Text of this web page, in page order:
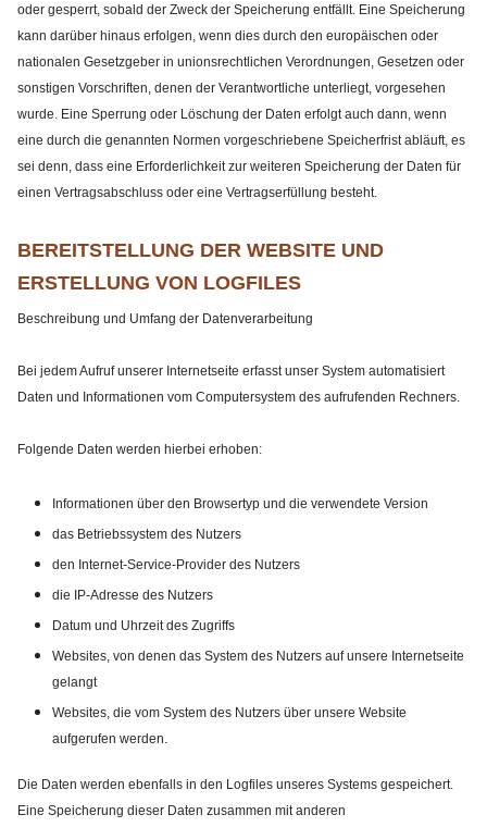
oder gesperrt, sobald der Zweck der Speicherung entfällt. Eine Speicherung
kann darüber hinaus erfolgen, wenn dies durch den europäischen oder
nationalen Gesetzgeber in unionsrechtlichen Verordnungen, Gesetzen oder
sonstigen Vorschriften, denen der Verantwortliche unterliegt, vorgesehen
wurde. Eine Sperrung oder Löschung der Daten erfolgt auch dann, wenn
eine durch die genannten Normen vorgeschriebene Speicherfrist abläuft, es
sei denn, dass eine Erforderlichkeit zur weiteren Speicherung der Daten für
einen Vertragsabschluss oder eine Vertragserfüllung besteht.
BEREITSTELLUNG DER WEBSITE UND
ERSTELLUNG VON LOGFILES
Beschreibung und Umfang der Datenverarbeitung
Bei jedem Aufruf unserer Internetseite erfasst unser System automatisiert
Daten und Informationen vom Computersystem des aufrufenden Rechners.
Folgende Daten werden hierbei erhoben:
Informationen über den Browsertyp und die verwendete Version
das Betriebssystem des Nutzers
den Internet-Service-Provider des Nutzers
die IP-Adresse des Nutzers
Datum und Uhrzeit des Zugriffs
Websites, von denen das System des Nutzers auf unsere Internetseite
gelangt
Websites, die vom System des Nutzers über unsere Website
aufgerufen werden.
Die Daten werden ebenfalls in den Logfiles unseres Systems gespeichert.
Eine Speicherung dieser Daten zusammen mit anderen